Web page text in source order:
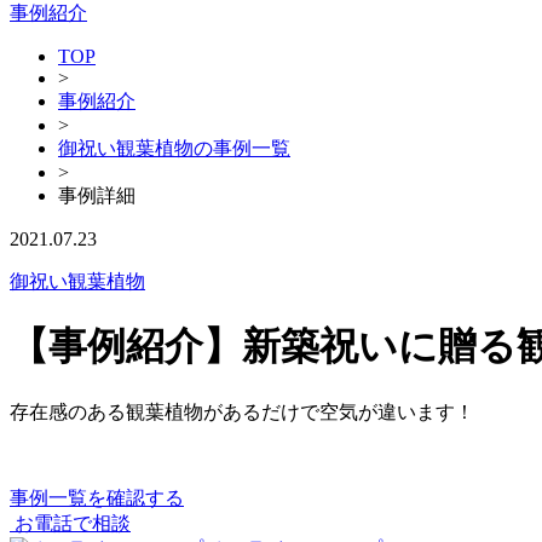
事例紹介
TOP
>
事例紹介
>
御祝い観葉植物の事例一覧
>
事例詳細
2021.07.23
御祝い観葉植物
【事例紹介】新築祝いに贈る
存在感のある観葉植物があるだけで空気が違います！
事例一覧を確認する
お電話で相談